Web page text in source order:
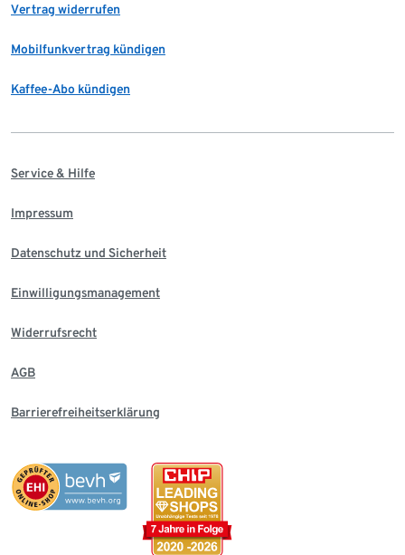
Vertrag widerrufen
Mobilfunkvertrag kündigen
Kaffee-Abo kündigen
Service & Hilfe
Impressum
Datenschutz und Sicherheit
Einwilligungsmanagement
Widerrufsrecht
AGB
Barrierefreiheitserklärung